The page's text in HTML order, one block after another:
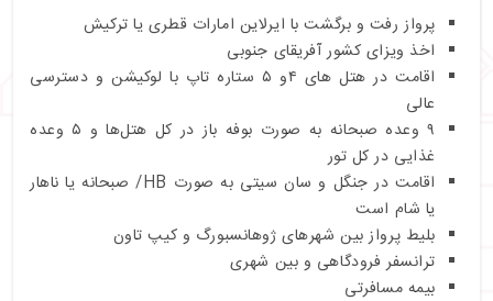
پرواز رفت و برگشت با ایرلاین امارات قطری یا ترکیش
اخذ ویزای کشور آفریقای جنوبی
اقامت در هتل های ۴و ۵ ستاره تاپ با لوکیشن و دسترسی
عالی
۹ وعده صبحانه به صورت بوفه باز در کل هتل‌ها و ۵ وعده
غذایی در کل تور
اقامت در جنگل و سان سیتی به صورت HB/ صبحانه یا ناهار
یا شام است
بلیط پرواز بین شهرهای ژوهانسبورگ و کیپ تاون
ترانسفر فرودگاهی و بین شهری
بیمه مسافرتی